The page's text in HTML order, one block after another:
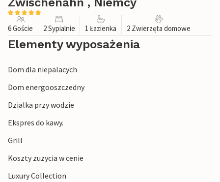
6 Goście 2 Sypialnie 1 Łazienka 2 Zwierzęta domowe
Elementy wyposażenia
Dom dla niepalacych
Dom energooszczedny
Dzialka przy wodzie
Ekspres do kawy.
Grill
Koszty zuzycia w cenie
Luxury Collection